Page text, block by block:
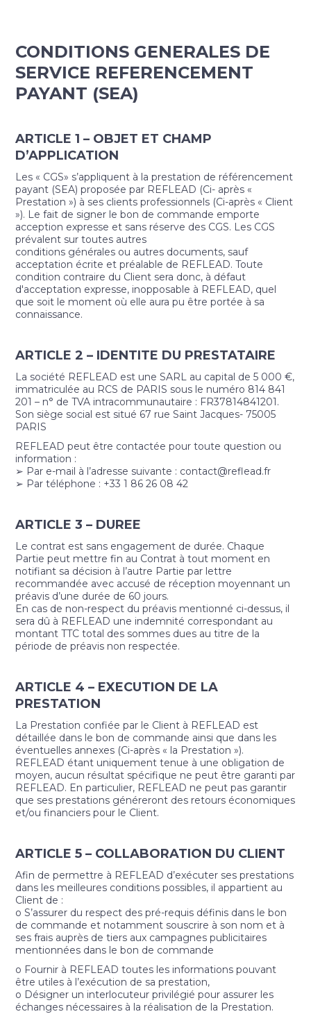
CONDITIONS GENERALES DE
SERVICE REFERENCEMENT
PAYANT (SEA)
ARTICLE 1 – OBJET ET CHAMP
D’APPLICATION
Les « CGS» s’appliquent à la prestation de référencement
payant (SEA) proposée par REFLEAD (Ci- après «
Prestation ») à ses clients professionnels (Ci-après « Client
»). Le fait de signer le bon de commande emporte
acception expresse et sans réserve des CGS. Les CGS
prévalent sur toutes autres
conditions générales ou autres documents, sauf
acceptation écrite et préalable de REFLEAD. Toute
condition contraire du Client sera donc, à défaut
d'acceptation expresse, inopposable à REFLEAD, quel
que soit le moment où elle aura pu être portée à sa
connaissance.
ARTICLE 2 – IDENTITE DU PRESTATAIRE
La société REFLEAD est une SARL au capital de 5 000 €,
immatriculée au RCS de PARIS sous le numéro 814 841
201 – n° de TVA intracommunautaire : FR37814841201.
Son siège social est situé 67 rue Saint Jacques- 75005
PARIS
REFLEAD peut être contactée pour toute question ou
information :
➢ Par e-mail à l’adresse suivante : contact@reflead.fr
➢ Par téléphone : +33 1 86 26 08 42
ARTICLE 3 – DUREE
Le contrat est sans engagement de durée. Chaque
Partie peut mettre fin au Contrat à tout moment en
notifiant sa décision à l’autre Partie par lettre
recommandée avec accusé de réception moyennant un
préavis d’une durée de 60 jours.
En cas de non-respect du préavis mentionné ci-dessus, il
sera dû à REFLEAD une indemnité correspondant au
montant TTC total des sommes dues au titre de la
période de préavis non respectée.
ARTICLE 4 – EXECUTION DE LA
PRESTATION
La Prestation confiée par le Client à REFLEAD est
détaillée dans le bon de commande ainsi que dans les
éventuelles annexes (Ci-après « la Prestation »).
REFLEAD étant uniquement tenue à une obligation de
moyen, aucun résultat spécifique ne peut être garanti par
REFLEAD. En particulier, REFLEAD ne peut pas garantir
que ses prestations généreront des retours économiques
et/ou financiers pour le Client.
ARTICLE 5 – COLLABORATION DU CLIENT
Afin de permettre à REFLEAD d’exécuter ses prestations
dans les meilleures conditions possibles, il appartient au
Client de :
o S’assurer du respect des pré-requis définis dans le bon
de commande et notamment souscrire à son nom et à
ses frais auprès de tiers aux campagnes publicitaires
mentionnées dans le bon de commande
o Fournir à REFLEAD toutes les informations pouvant
être utiles à l’exécution de sa prestation,
o Désigner un interlocuteur privilégié pour assurer les
échanges nécessaires à la réalisation de la Prestation.